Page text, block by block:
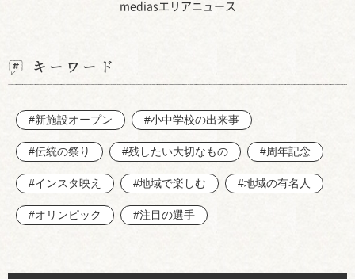
mediasエリアニュース
キーワード
#新施設オープン #小中学校の出来事
#伝統の祭り #残したい大切なもの #周年記念
#インスタ映え #地域で楽しむ #地域の有名人
#オリンピック #注目の選手